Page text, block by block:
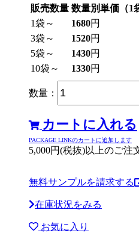
販売数量 数量別単価（1
1袋～
1680円
3袋～
1520円
5袋～
1430円
10袋～
1330円
数量：
カートに入れる
PACKAGE LINKのカートに追加します
5,000円(税抜)以上のご注
無料サンプルを請求する
在庫状況をみる
お気に入り